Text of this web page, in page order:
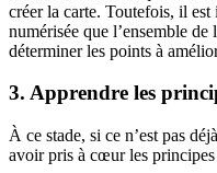
créer la carte. Toutefois, il
numérisée que l’ensemble
déterminer les points à
3. Apprendre les
À ce stade, si ce n’est pas
avoir pris à cœur les